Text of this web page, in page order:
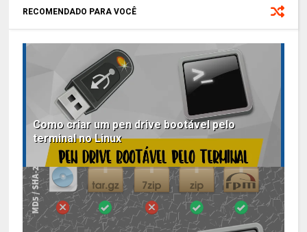
RECOMENDADO PARA VOCÊ
Como criar um pen drive bootável pelo
terminal no Linux